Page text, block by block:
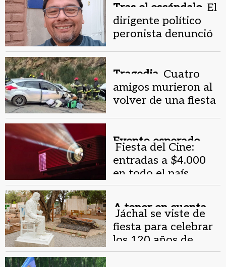
Tras el escándalo. El
dirigente político
peronista denunció
Tragedia. Cuatro
amigos murieron al
volver de una fiesta
Evento esperado.
Fiesta del Cine:
entradas a $4.000
en todo el país
A tener en cuenta.
Jáchal se viste de
fiesta para celebrar
los 120 años de
Buenaventura Luna